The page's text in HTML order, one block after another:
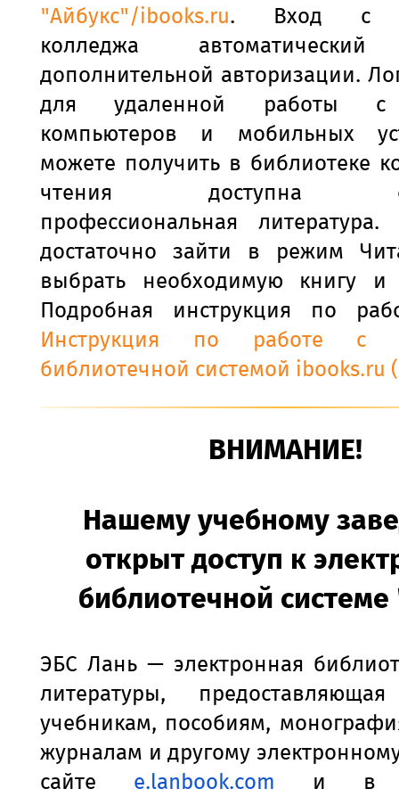
"Айбукс"/ibooks.ru. Вход с
колледжа
дополнительной авторизации.
для удаленной работы с
компьютеров и мобильных
можете получить в библиотеке
чтения доступна
профессиональная
достаточно зайти в режим
выбрать необходимую книгу и
Подробная инструкция по
Инструкция по работе с
библиотечной системой ibooks.ru
ВНИМАНИЕ!
Нашему учебному
открыт доступ к
библиотечной
ЭБС Лань — электронная
литературы,
учебникам, пособиям,
журналам и другому
сайте
e.lanbook.com и в